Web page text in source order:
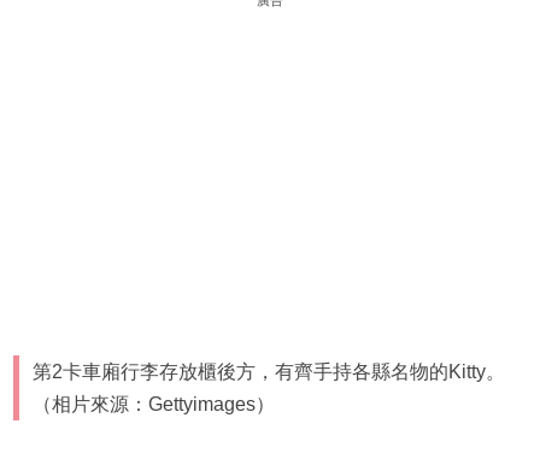
第2卡車廂行李存放櫃後方，有齊手持各縣名物的Kitty。
（相片來源：Gettyimages）